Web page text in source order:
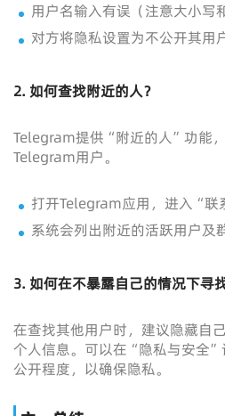
用户名输入有误（注意大小写
对方将隐私设置为不公开其用
2. 如何查找附近的人？
Telegram提供“附近的人”功能
Telegram用户。
打开Telegram应用，进入“
系统会列出附近的活跃用户及
3. 如何在不暴露自己的情况下寻
在查找其他用户时，建议隐藏自
个人信息。可以在“隐私与安全”
公开程度，以确保隐私。